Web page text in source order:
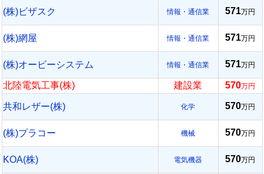
(株)ビザスク 情報・通信業 571万円
(株)網屋 情報・通信業 571万円
(株)オービーシステム 情報・通信業 571万円
北陸電気工事(株) 建設業 570万円
共和レザー(株) 化学 570万円
(株)プラコー 機械 570万円
KOA(株) 電気機器 570万円